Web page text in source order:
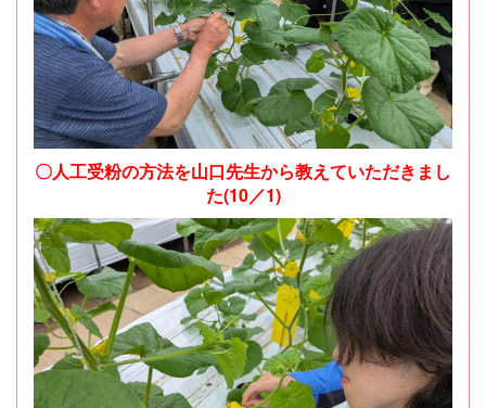
〇人工受粉の方法を山口先生から教えていただきまし
た(10／1)